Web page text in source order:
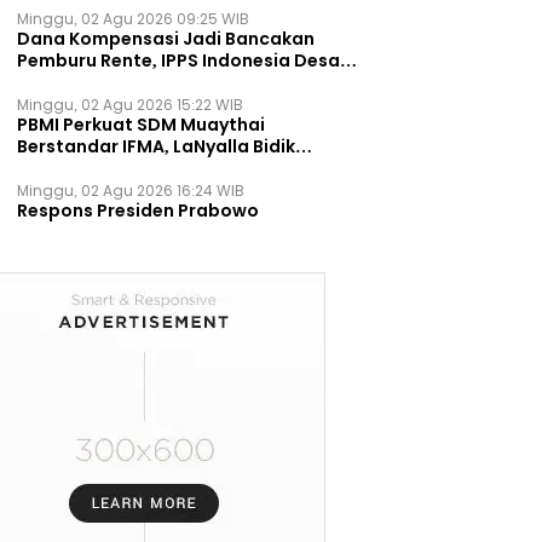
Minggu, 02 Agu 2026 09:25 WIB
Dana Kompensasi Jadi Bancakan
Pemburu Rente, IPPS Indonesia Desak
Permanen
Minggu, 02 Agu 2026 15:22 WIB
PBMI Perkuat SDM Muaythai
Berstandar IFMA, LaNyalla Bidik
Minggu, 02 Agu 2026 16:24 WIB
Respons Presiden Prabowo